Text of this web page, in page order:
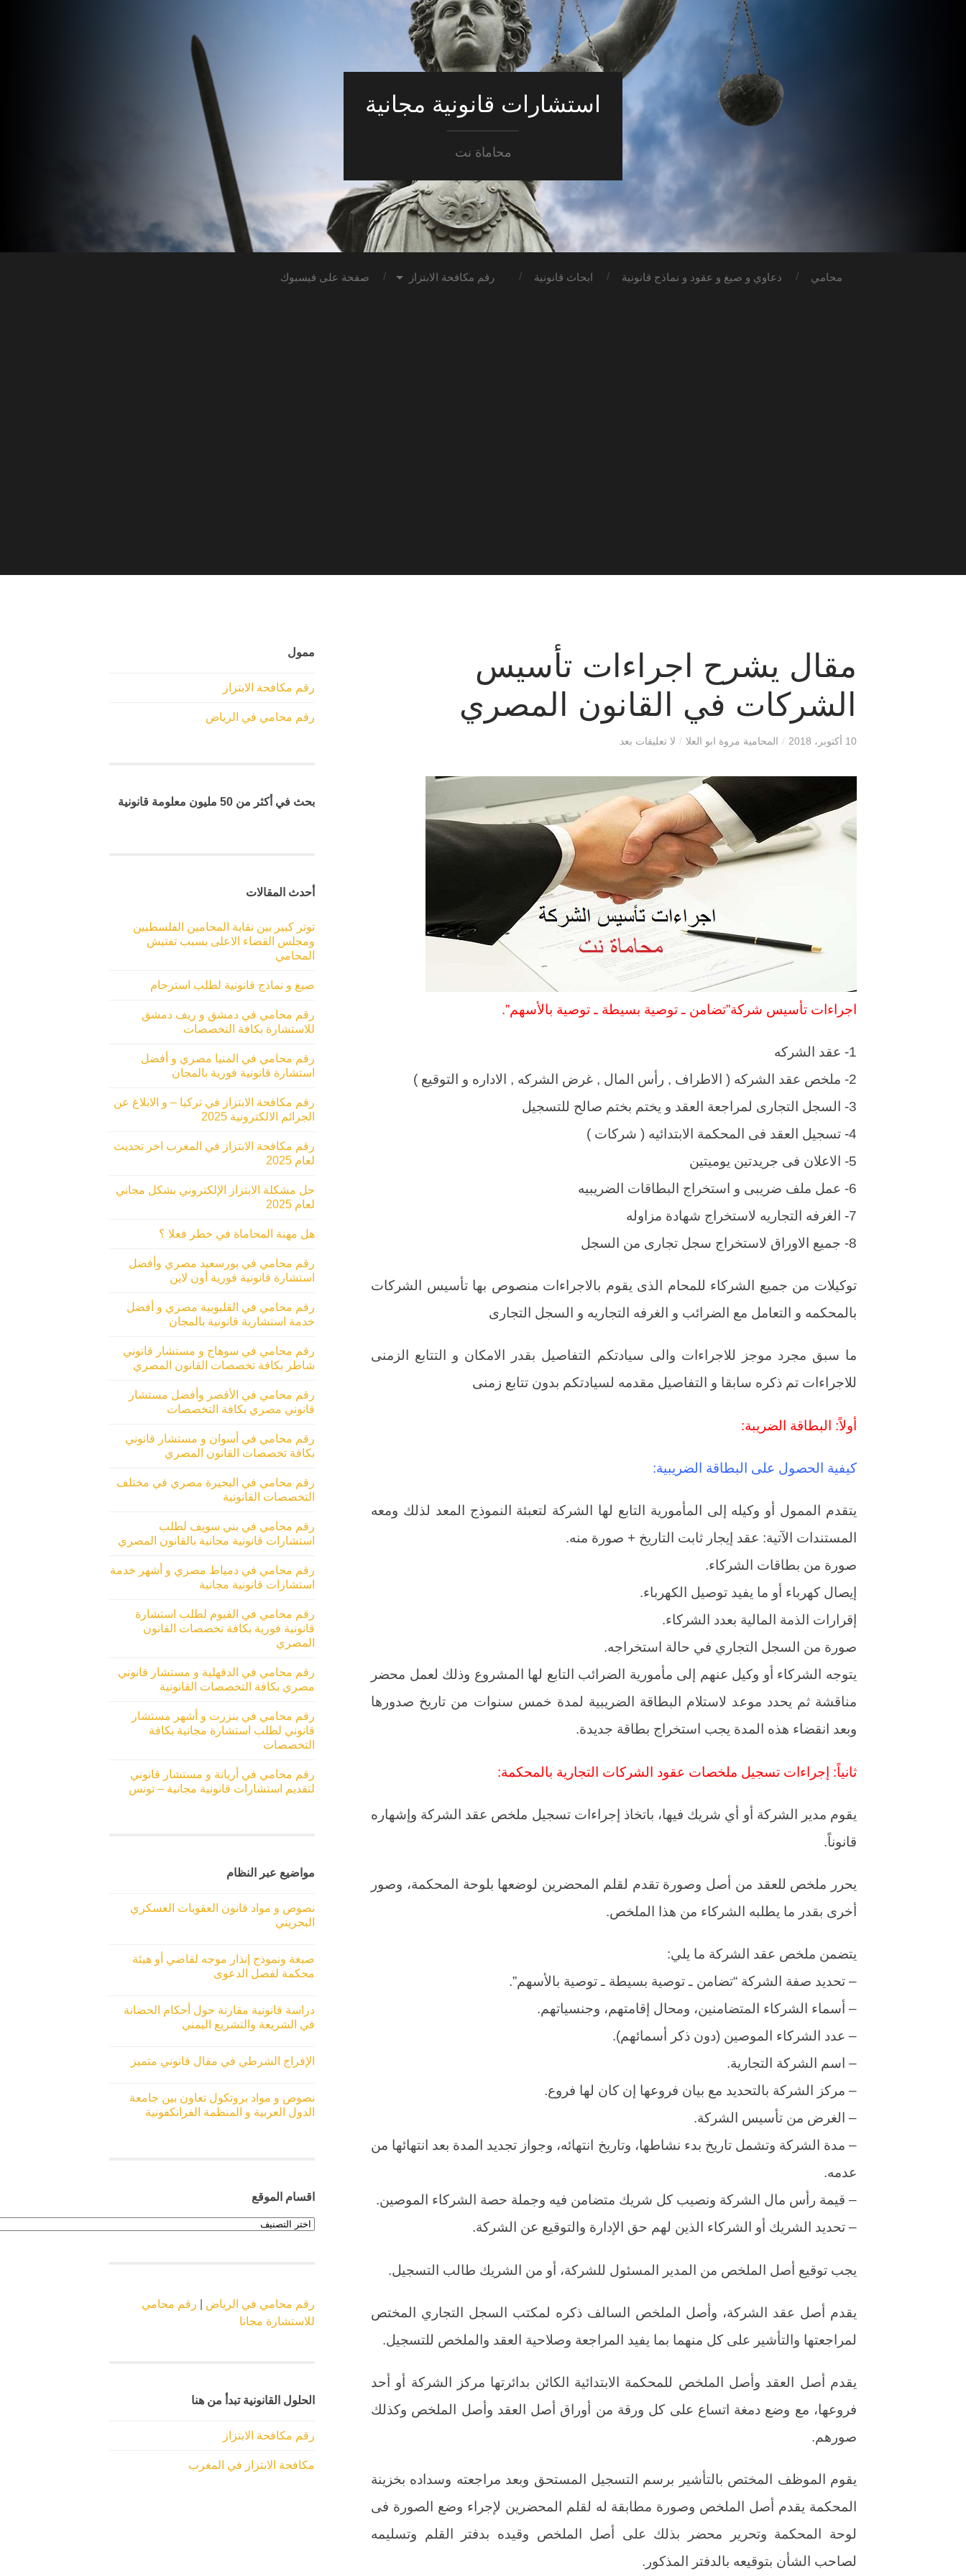
استشارات قانونية مجانية
محاماة نت
محامي دعاوي و صيغ و عقود و نماذج قانونية ابحاث قانونية رقم مكافحة الابتزاز صفحة على فيسبوك
مقال يشرح اجراءات تأسيس
الشركات في القانون المصري
10 أكتوبر، 2018 / المحامية مروة ابو العلا / لا تعليقات بعد
اجراءات تأسيس شركة”تضامن ـ توصية بسيطة ـ توصية بالأسهم”.
1- عقد الشركه
2- ملخص عقد الشركه ( الاطراف , رأس المال , غرض الشركه , الاداره و التوقيع )
3- السجل التجارى لمراجعة العقد و يختم بختم صالح للتسجيل
4- تسجيل العقد فى المحكمة الابتدائيه ( شركات )
5- الاعلان فى جريدتين يوميتين
6- عمل ملف ضريبى و استخراج البطاقات الضريبيه
7- الغرفه التجاريه لاستخراج شهادة مزاوله
8- جميع الاوراق لاستخراج سجل تجارى من السجل
توكيلات من جميع الشركاء للمحام الذى يقوم بالاجراءات منصوص بها تأسيس الشركات
بالمحكمه و التعامل مع الضرائب و الغرفه التجاريه و السجل التجارى
ما سبق مجرد موجز للاجراءات والى سيادتكم التفاصيل بقدر الامكان و التتابع الزمنى
للاجراءات تم ذكره سابقا و التفاصيل مقدمه لسيادتكم بدون تتابع زمنى
أولاً: البطاقة الضريبة:
كيفية الحصول على البطاقة الضريبية:
يتقدم الممول أو وكيله إلى المأمورية التابع لها الشركة لتعبئة النموذج المعد لذلك ومعه
المستندات الآتية: عقد إيجار ثابت التاريخ + صورة منه.
صورة من بطاقات الشركاء.
إيصال كهرباء أو ما يفيد توصيل الكهرباء.
إقرارات الذمة المالية بعدد الشركاء.
صورة من السجل التجاري في حالة استخراجه.
يتوجه الشركاء أو وكيل عنهم إلى مأمورية الضرائب التابع لها المشروع وذلك لعمل محضر
مناقشة ثم يحدد موعد لاستلام البطاقة الضريبية لمدة خمس سنوات من تاريخ صدورها
وبعد انقضاء هذه المدة يجب استخراج بطاقة جديدة.
ثانياً: إجراءات تسجيل ملخصات عقود الشركات التجارية بالمحكمة:
يقوم مدير الشركة أو أي شريك فيها، باتخاذ إجراءات تسجيل ملخص عقد الشركة وإشهاره
قانوناً.
يحرر ملخص للعقد من أصل وصورة تقدم لقلم المحضرين لوضعها بلوحة المحكمة، وصور
أخرى بقدر ما يطلبه الشركاء من هذا الملخص.
يتضمن ملخص عقد الشركة ما يلي:
– تحديد صفة الشركة “تضامن ـ توصية بسيطة ـ توصية بالأسهم”.
– أسماء الشركاء المتضامنين، ومحال إقامتهم، وجنسياتهم.
– عدد الشركاء الموصين (دون ذكر أسمائهم).
– اسم الشركة التجارية.
– مركز الشركة بالتحديد مع بيان فروعها إن كان لها فروع.
– الغرض من تأسيس الشركة.
– مدة الشركة وتشمل تاريخ بدء نشاطها، وتاريخ انتهائه، وجواز تجديد المدة بعد انتهائها من
عدمه.
– قيمة رأس مال الشركة ونصيب كل شريك متضامن فيه وجملة حصة الشركاء الموصين.
– تحديد الشريك أو الشركاء الذين لهم حق الإدارة والتوقيع عن الشركة.
يجب توقيع أصل الملخص من المدير المسئول للشركة، أو من الشريك طالب التسجيل.
يقدم أصل عقد الشركة، وأصل الملخص السالف ذكره لمكتب السجل التجاري المختص
لمراجعتها والتأشير على كل منهما بما يفيد المراجعة وصلاحية العقد والملخص للتسجيل.
يقدم أصل العقد وأصل الملخص للمحكمة الابتدائية الكائن بدائرتها مركز الشركة أو أحد
فروعها، مع وضع دمغة اتساع على كل ورقة من أوراق أصل العقد وأصل الملخص وكذلك
صورهم.
يقوم الموظف المختص بالتأشير برسم التسجيل المستحق وبعد مراجعته وسداده بخزينة
المحكمة يقدم أصل الملخص وصورة مطابقة له لقلم المحضرين لإجراء وضع الصورة فى
لوحة المحكمة وتحرير محضر بذلك على أصل الملخص وقيده بدفتر القلم وتسليمه
لصاحب الشأن بتوقيعه بالدفتر المذكور.
ممول
رقم مكافحة الابتزاز
رقم محامي في الرياض
بحث في أكثر من 50 مليون معلومة قانونية
أحدث المقالات
توتر كبير بين نقابة المحامين الفلسطيين
ومجلس القضاء الاعلى بسبب تفتيش
المحامي
صيغ و نماذج قانونية لطلب استرحام
رقم محامي في دمشق و ريف دمشق
للاستشارة بكافة التخصصات
رقم محامي في المنيا مصري و أفضل
استشارة قانونية فورية بالمجان
رقم مكافحة الابتزاز في تركيا – و الابلاغ عن
الجرائم الالكترونية 2025
رقم مكافحة الابتزاز في المغرب اخر تحديث
لعام 2025
حل مشكلة الابتزاز الإلكتروني بشكل مجاني
لعام 2025
هل مهنة المحاماة في خطر فعلا ؟
رقم محامي في بورسعيد مصري وأفضل
استشارة قانونية فورية أون لاين
رقم محامي في القليوبية مصري و أفضل
خدمة استشارية قانونية بالمجان
رقم محامي في سوهاج و مستشار قانوني
شاطر بكافة تخصصات القانون المصري
رقم محامي في الأقصر وأفضل مستشار
قانوني مصري بكافة التخصصات
رقم محامي في أسوان و مستشار قانوني
بكافة تخصصات القانون المصري
رقم محامي في البحيرة مصري في مختلف
التخصصات القانونية
رقم محامي في بني سويف لطلب
استشارات قانونية مجانية بالقانون المصري
رقم محامي في دمياط مصري و أشهر خدمة
استشارات قانونية مجانية
رقم محامي في الفيوم لطلب استشارة
قانونية فورية بكافة تخصصات القانون
المصري
رقم محامي في الدقهلية و مستشار قانوني
مصري بكافة التخصصات القانونية
رقم محامي في بنزرت و أشهر مستشار
قانوني لطلب استشارة مجانية بكافة
التخصصات
رقم محامي في أريانة و مستشار قانوني
لتقديم استشارات قانونية مجانية – تونس
مواضيع عبر النظام
نصوص و مواد قانون العقوبات العسكري
البحريني
صيغة ونموذج إنذار موجه لقاضي أو هيئة
محكمة لفصل الدعوى
دراسة قانونية مقارنة حول أحكام الحضانة
في الشريعة والتشريع اليمني
الإفراج الشرطي في مقال قانوني متميز
نصوص و مواد بروتكول تعاون بين جامعة
الدول العربية و المنظمة الفرانكفونية
اقسام الموقع
اقسام
الموقع
رقم محامي في الرياض
رقم محامي
للاستشارة مجانا
الحلول القانونية تبدأ من هنا
رقم مكافحة الابتزاز
مكافحة الابتزاز في المغرب